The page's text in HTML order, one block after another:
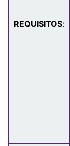
REQUISITOS: